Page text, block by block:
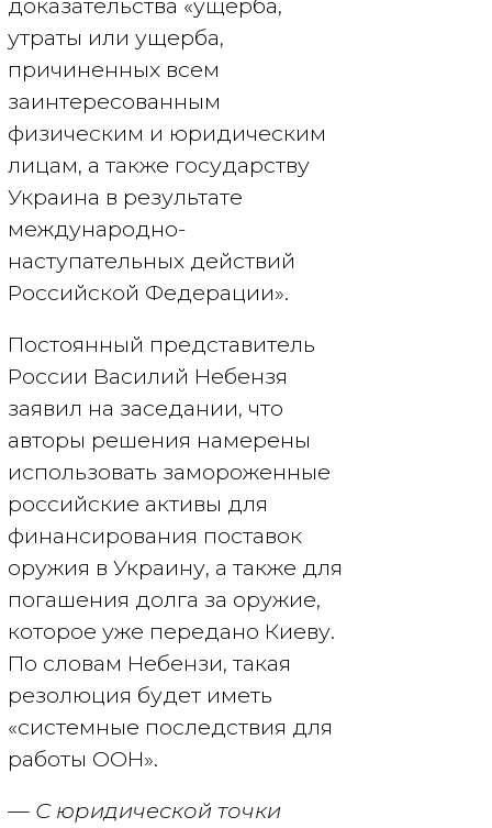
доказательства «ущерба,
утраты или ущерба,
причиненных всем
заинтересованным
физическим и юридическим
лицам, а также государству
Украина в результате
международно-
наступательных действий
Российской Федерации».
Постоянный представитель
России Василий Небензя
заявил на заседании, что
авторы решения намерены
использовать замороженные
российские активы для
финансирования поставок
оружия в Украину, а также для
погашения долга за оружие,
которое уже передано Киеву.
По словам Небензи, такая
резолюция будет иметь
«системные последствия для
работы ООН».
— С юридической точки